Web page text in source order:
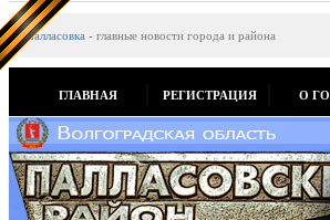
Палласовка - главные новости города и района
ГЛАВНАЯ РЕГИСТРАЦИЯ О